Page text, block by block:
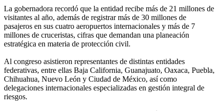
La gobernadora recordó que la entidad recibe más de 21 millones de
visitantes al año, además de registrar más de 30 millones de
pasajeros en sus cuatro aeropuertos internacionales y más de 7
millones de cruceristas, cifras que demandan una planeación
estratégica en materia de protección civil.
Al congreso asistieron representantes de distintas entidades
federativas, entre ellas Baja California, Guanajuato, Oaxaca, Puebla,
Chihuahua, Nuevo León y Ciudad de México, así como
delegaciones internacionales especializadas en gestión integral de
riesgos.